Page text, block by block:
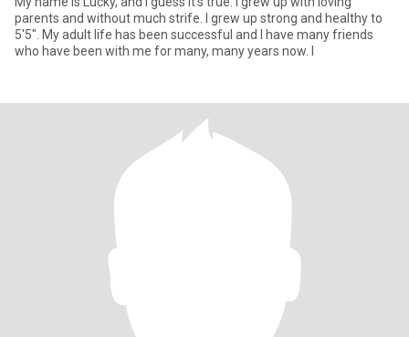
parents and without much strife. I grew up strong and healthy to
5'5". My adult life has been successful and I have many friends